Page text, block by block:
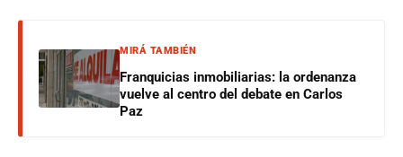
MIRÁ TAMBIÉN
Franquicias inmobiliarias: la ordenanza
vuelve al centro del debate en Carlos
Paz